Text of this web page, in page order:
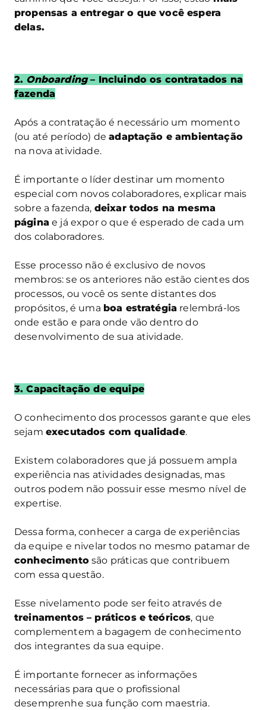
propensas a entregar o que você espera
delas.
2. Onboarding– Incluindo os contratados na
fazenda
Após a contratação é necessário um momento
(ou até período) deadaptação e ambientação
na nova atividade.
É importante o líder destinar um momento
especial com novos colaboradores, explicar mais
sobre a fazenda, deixar todos na mesma
páginae já expor o que é esperado de cada um
dos colaboradores.
Esse processo não é exclusivo de novos
membros: se os anteriores não estão cientes dos
processos, ou você os sente distantes dos
propósitos, é uma boa estratégia relembrá-los
onde estão e para onde vão dentro do
desenvolvimento de sua atividade.
3. Capacitação de equipe
O conhecimento dos processos garante que eles
sejam executados com qualidade.
Existem colaboradores que já possuem ampla
experiência nas atividades designadas, mas
outros podem não possuir esse mesmo nível de
expertise.
Dessa forma, conhecer a carga de experiências
da equipe e nivelar todos no mesmo patamar de
conhecimentosão práticas que contribuem
com essa questão.
Esse nivelamento pode ser feito através de
treinamentos – práticos e teóricos, que
complementem a bagagem de conhecimento
dos integrantes da sua equipe.
É importante fornecer as informações
necessárias para que o profissional
desemprenhe sua função com maestria.